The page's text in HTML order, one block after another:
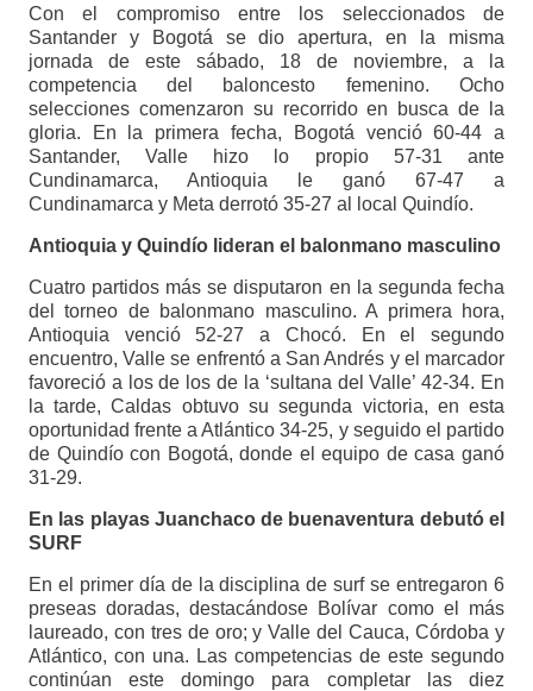
Con el compromiso entre los seleccionados de
Santander y Bogotá se dio apertura, en la misma
jornada de este sábado, 18 de noviembre, a la
competencia del baloncesto femenino. Ocho
selecciones comenzaron su recorrido en busca de la
gloria. En la primera fecha, Bogotá venció 60-44 a
Santander, Valle hizo lo propio 57-31 ante
Cundinamarca, Antioquia le ganó 67-47 a
Cundinamarca y Meta derrotó 35-27 al local Quindío.
Antioquia y Quindío lideran el balonmano masculino
Cuatro partidos más se disputaron en la segunda fecha
del torneo de balonmano masculino. A primera hora,
Antioquia venció 52-27 a Chocó. En el segundo
encuentro, Valle se enfrentó a San Andrés y el marcador
favoreció a los de los de la ‘sultana del Valle’ 42-34. En
la tarde, Caldas obtuvo su segunda victoria, en esta
oportunidad frente a Atlántico 34-25, y seguido el partido
de Quindío con Bogotá, donde el equipo de casa ganó
31-29.
En las playas Juanchaco de buenaventura debutó el
SURF
En el primer día de la disciplina de surf se entregaron 6
preseas doradas, destacándose Bolívar como el más
laureado, con tres de oro; y Valle del Cauca, Córdoba y
Atlántico, con una. Las competencias de este segundo
continúan este domingo para completar las diez